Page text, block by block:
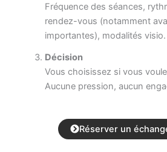
Fréquence des séances,
rendez-vous (notamment
importantes), modalités visio.
Décision
Vous choisissez si vous
Aucune pression, aucun
Réserver un